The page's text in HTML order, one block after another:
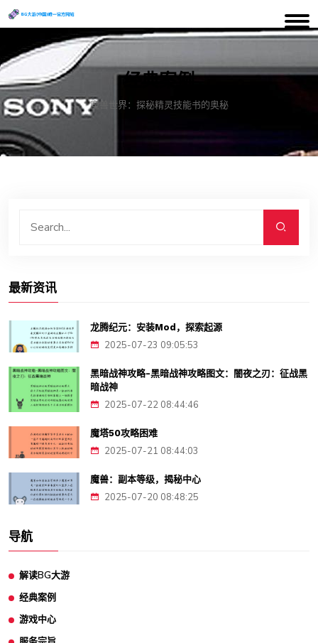
经典案例
魔兽世界：探秘精灵技能书的奥秘
最新资讯
龙腾纪元：安装Mod，探索起源
2025-07-23 09:05:53
黑暗战神攻略-黑暗战神攻略图文：闇夜之刃：征战黑
暗战神
2025-07-22 08:44:46
魔塔50攻略困难
2025-07-21 08:44:03
魔兽：副本等级，揭秘中心
2025-07-20 08:48:25
导航
解读BG大游
经典案例
游戏中心